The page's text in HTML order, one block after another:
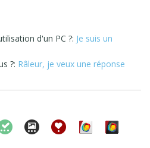
d'un PC ?: Je suis un
?: Râleur, je veux une réponse